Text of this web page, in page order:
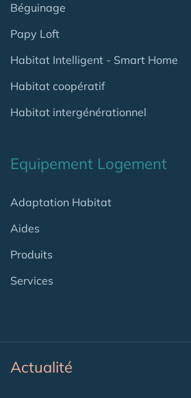
Béguinage
Papy Loft
Habitat Intelligent - Smart Home
Habitat coopératif
Habitat intergénérationnel
Equipement Logement
Adaptation Habitat
Aides
Produits
Services
Actualité